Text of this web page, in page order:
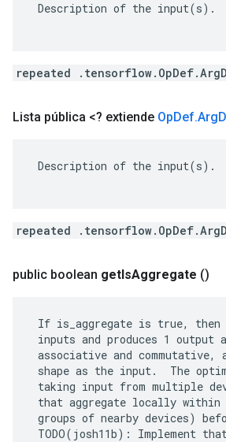
Description of the input(s).
repeated
Lista pública <? extiende OpDef.Arg
Description of the input(s).
repeated
public boolean getIsAggregate ()
If is_aggregate is true, then
inputs and produces 1
associative and commutative,
shape as the input.  The
taking input from multiple
that aggregate locally within
groups of nearby devices)
TODO(josh11b): Implement